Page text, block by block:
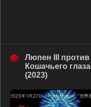
Люпен III против
Кошачьего глаза
(2023)